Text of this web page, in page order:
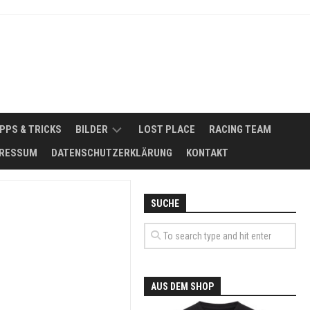
& TRICKS BILDER
2008
LOST PLACE
RACING TEAM
–
DE
DATENSCHUTZERKLÄRUNG KONTAKT
SUCHE
AUS DEM SHOP